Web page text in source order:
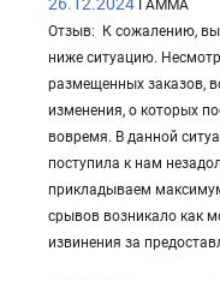
ГАММА
Отзыв: К сожалению,
ниже ситуацию.
размещенных заказов,
изменения, о которых
вовремя. В данной
поступила к нам
прикладываем
срывов возникало как
извинения за